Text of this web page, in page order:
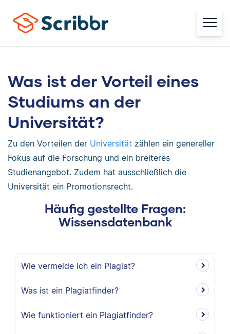
Was ist der Vorteil eines
Studiums an der
Universität?
Zu den Vorteilen der Universität zählen ein genereller
Fokus auf die Forschung und ein breiteres
Studienangebot. Zudem hat ausschließlich die
Universität ein Promotionsrecht.
Häufig gestellte Fragen:
Wissensdatenbank
Wie vermeide ich ein Plagiat?
Was ist ein Plagiatfinder?
Wie funktioniert ein Plagiatfinder?